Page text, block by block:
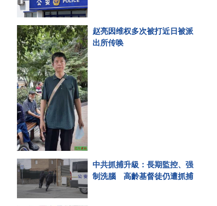
赵亮因维权多次被打近日被派
出所传唤
中共抓捕升級：長期監控、强
制洗腦 高齡基督徒仍遭抓捕